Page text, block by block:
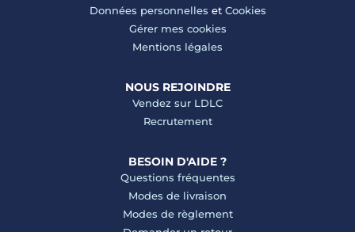
Données personnelles et Cookies
Gérer mes cookies
Mentions légales
NOUS REJOINDRE
Vendez sur LDLC
Recrutement
BESOIN D'AIDE ?
Questions fréquentes
Modes de livraison
Modes de règlement